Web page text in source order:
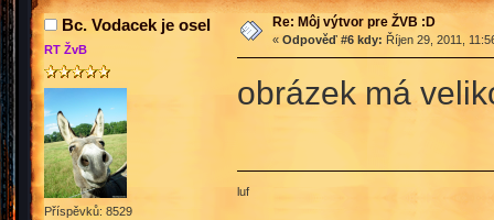
Bc. Vodacek je osel
RT ŽvB
Příspěvků: 8529
Re: Môj výtvor pre ŽVB :D
« Odpověď #6 kdy: Říjen 29, 2011,
obrázek má
luf